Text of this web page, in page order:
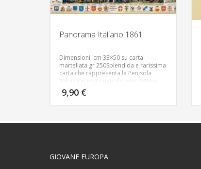
Panorama Italiano 1861
Dimensioni: cm 33×50 su carta
martellata gr 250Splendida e rarissima
carta che rappresenta la Penisola
Italiana in una originale prospettiva
nord-sud, fatta stampare dalla Società
Editrice dell’Emilia presso la Litografia
9,90 €
GIOVANE EUROPA